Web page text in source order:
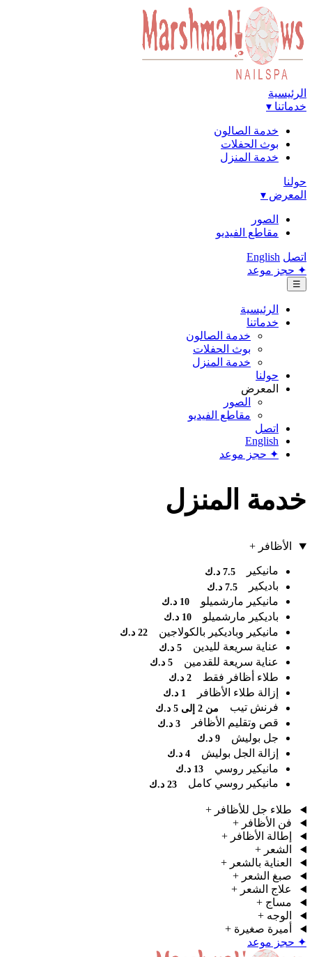
الرئيسية
خدماتنا ▾
خدمة الصالون
بوث الحفلات
خدمة المنزل
حولنا
المعرض ▾
الصور
مقاطع الفيديو
اتصل English
✦ حجز موعد
☰
الرئيسية
خدماتنا
خدمة الصالون
بوث الحفلات
خدمة المنزل
حولنا
المعرض
الصور
مقاطع الفيديو
اتصل
English
✦ حجز موعد
خدمة المنزل
الأظافر +
مانيكير 7.5 د.ك
باديكير 7.5 د.ك
مانيكير مارشميلو 10 د.ك
باديكير مارشميلو 10 د.ك
مانيكير وباديكير بالكولاجين 22 د.ك
عناية سريعة لليدين 5 د.ك
عناية سريعة للقدمين 5 د.ك
طلاء أظافر فقط 2 د.ك
إزالة طلاء الأظافر 1 د.ك
فرنش تيب من 2 إلى 5 د.ك
قص وتقليم الأظافر 3 د.ك
جل بوليش 9 د.ك
إزالة الجل بوليش 4 د.ك
مانيكير روسي 13 د.ك
مانيكير روسي كامل 23 د.ك
طلاء جل للأظافر +
فن الأظافر +
إطالة الأظافر +
الشعر +
العناية بالشعر +
صبغ الشعر +
علاج الشعر +
مساج +
الوجه +
أميرة صغيرة +
✦ حجز موعد